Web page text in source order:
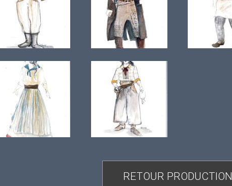
RETOUR PRODUCTION